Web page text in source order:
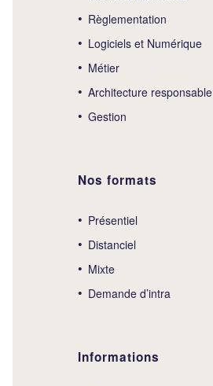
Règlementation
Logiciels et Numérique
Métier
Architecture responsable
Gestion
Nos formats
Présentiel
Distanciel
Mixte
Demande d’intra
Informations